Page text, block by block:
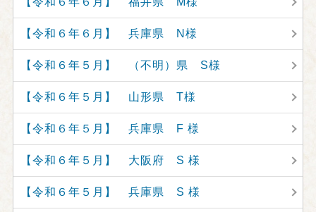
【令和６年６月】 兵庫県 N様
【令和６年５月】 （不明）県 S様
【令和６年５月】 山形県 T様
【令和６年５月】 兵庫県 F 様
【令和６年５月】 大阪府 S 様
【令和６年５月】 兵庫県 S 様